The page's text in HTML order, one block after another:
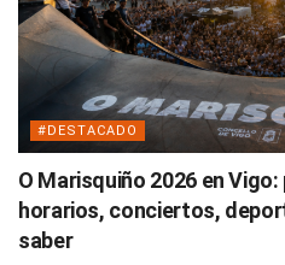
#DESTACADO
O Marisquiño 2026 en
horarios, conciertos,
saber